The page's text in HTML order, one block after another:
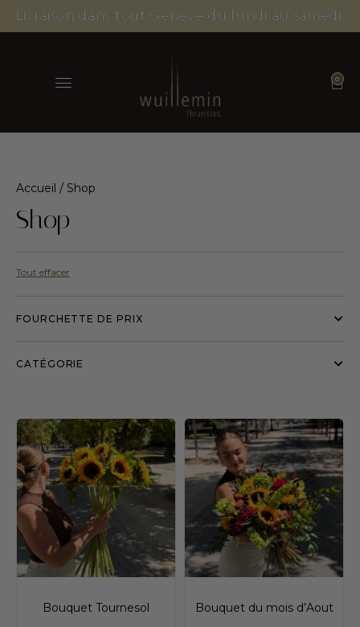
Livraison dans tout Genève du lundi au samedi.
0
Accueil / Shop
Shop
Tout effacer
FOURCHETTE DE PRIX
CATÉGORIE
Bouquet Tournesol Bouquet du mois d’Aout